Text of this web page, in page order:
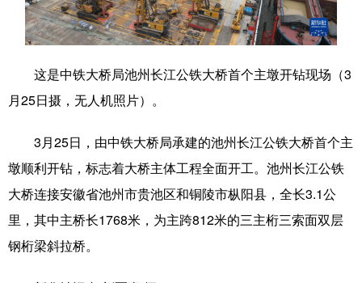
法律 中央文件 金融 汽车
学术中国 乡村振兴 银龄 溯源中国
彩票 娱乐 时尚 悦读
公益 一带一路 亚太网 上市公司
文化产业
这是中铁大桥局池州长江公铁大桥首个主墩开钻现场（3
月25日摄，无人机照片）。
3月25日，由中铁大桥局承建的池州长江公铁大桥首个主
墩顺利开钻，标志着大桥主体工程全面开工。池州长江公铁
大桥连接安徽省池州市贵池区和铜陵市枞阳县，全长3.1公
里，其中主桥长1768米，为主跨812米的三主桁三索面双层
钢桁梁斜拉桥。